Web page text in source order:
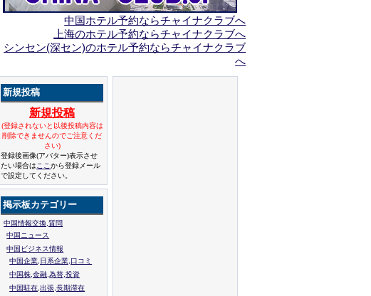
中国ホテル予約ならチャイナクラブへ
上海のホテル予約ならチャイナクラブへ
シンセン(深セン)のホテル予約ならチャイナクラブ
へ
新規投稿
新規投稿
(登録されないと以後投稿内容は
削除できませんのでご注意くだ
さい)
登録後画像(アバター)表示させ
たい場合は ここから登録メール
で設定してください。
掲示板カテゴリー
中国情報交換,質問
中国ニュース
中国ビジネス情報
中国企業,日系企業,口コミ
中国株,金融,為替,投資
中国駐在,出張,長期滞在